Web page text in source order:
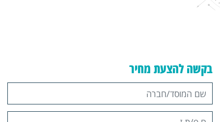
בקשה להצעת מחיר